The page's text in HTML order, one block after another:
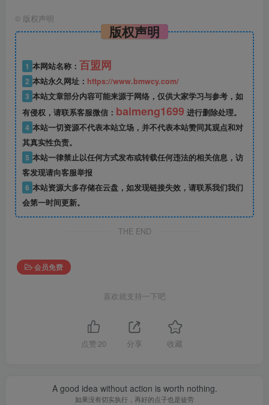
© 版权声明
版权声明
1 本网站名称： 百盟网
2 本站永久网址： https://www.bmwcy.com/
3 本站文章部分内容可能来源于网络，仅供大家学习与参考，如
有侵权，请联系客服微信： baimeng1699 进行删除处理。
4 本站一切资源不代表本站立场，并不代表本站赞同其观点和对
其真实性负责。
5 本站一律禁止以任何方式发布或转载任何违法的相关信息，访
客发现请向客服举报
6 本站资源大多存储在云盘，如发现链接失效，请联系我们我们
会第一时间更新。
THE END
会员免费
喜欢就支持一下吧
点赞 20 分享 收藏
A good idea without action is worth nothing.
如果没有切实执行，再好的点子也是徒劳